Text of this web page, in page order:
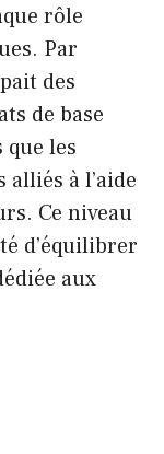
rôle
Par
des
de base
que les
à l’aide
Ce niveau
d’équilibrer
aux